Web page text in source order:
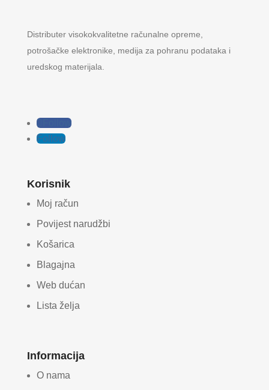
Distributer visokokvalitetne računalne opreme,
potrošačke elektronike, medija za pohranu podataka i
uredskog materijala.
Follow
Follow
Korisnik
Moj račun
Povijest narudžbi
Košarica
Blagajna
Web dućan
Lista želja
Informacija
O nama